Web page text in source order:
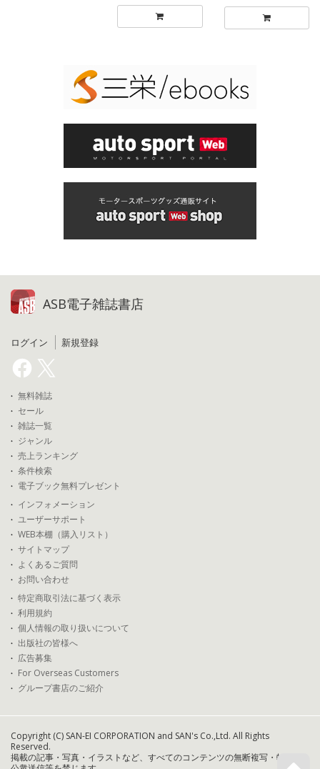
ASB電子雑誌書店
ログイン 新規登録
無料雑誌
セール
雑誌一覧
ジャンル
売上ランキング
条件検索
電子ブック無料プレゼント
インフォメーション
ユーザーサポート
WEB本棚（購入リスト）
サイトマップ
よくあるご質問
お問い合わせ
特定商取引法に基づく表示
利用規約
個人情報の取り扱いについて
出版社の皆様へ
広告募集
For Overseas Customers
グループ書店のご紹介
Copyright (C) SAN-EI CORPORATION and SAN's Co.,Ltd. All Rights
Reserved.
掲載の記事・写真・イラストなど、すべてのコンテンツの無断複写・転載・